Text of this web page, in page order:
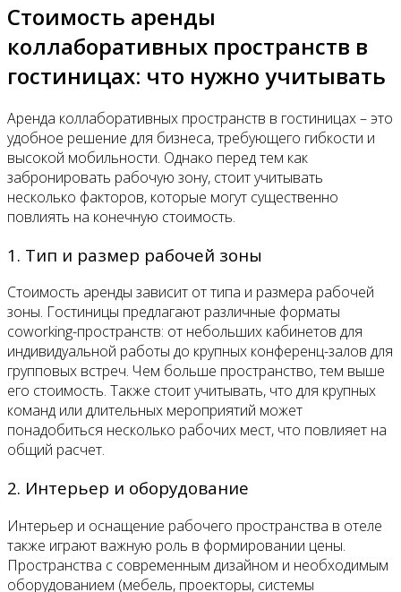
Стоимость аренды
коллаборативных пространств в
гостиницах: что нужно учитывать
Аренда коллаборативных пространств в гостиницах – это
удобное решение для бизнеса, требующего гибкости и
высокой мобильности. Однако перед тем как
забронировать рабочую зону, стоит учитывать
несколько факторов, которые могут существенно
повлиять на конечную стоимость.
1. Тип и размер рабочей зоны
Стоимость аренды зависит от типа и размера рабочей
зоны. Гостиницы предлагают различные форматы
coworking-пространств: от небольших кабинетов для
индивидуальной работы до крупных конференц-залов для
групповых встреч. Чем больше пространство, тем выше
его стоимость. Также стоит учитывать, что для крупных
команд или длительных мероприятий может
понадобиться несколько рабочих мест, что повлияет на
общий расчет.
2. Интерьер и оборудование
Интерьер и оснащение рабочего пространства в отеле
также играют важную роль в формировании цены.
Пространства с современным дизайном и необходимым
оборудованием (мебель, проекторы, системы